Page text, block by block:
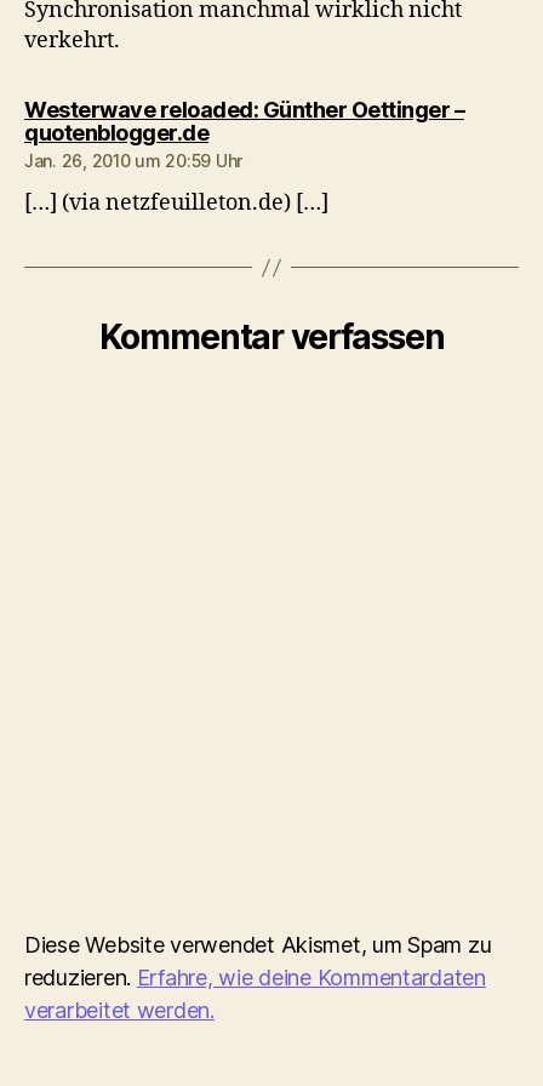
Synchronisation manchmal wirklich nicht
verkehrt.
Westerwave reloaded: Günther Oettinger –
quotenblogger.desagt:
Jan. 26, 2010 um 20:59 Uhr
[…] (via netzfeuilleton.de) […]
Kommentar verfassen
Diese Website verwendet Akismet, um Spam zu
reduzieren. Erfahre, wie deine Kommentardaten
verarbeitet werden.